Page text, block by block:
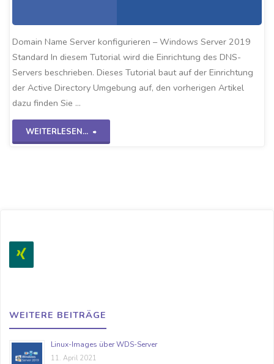
Domain Name Server konfigurieren – Windows Server 2019
Standard In diesem Tutorial wird die Einrichtung des DNS-
Servers beschrieben. Dieses Tutorial baut auf der Einrichtung
der Active Directory Umgebung auf, den vorherigen Artikel
dazu finden Sie …
WEITERLESEN...
"DNS
WEITERE BEITRÄGE
Linux-Images über WDS-Server
11. April 2021